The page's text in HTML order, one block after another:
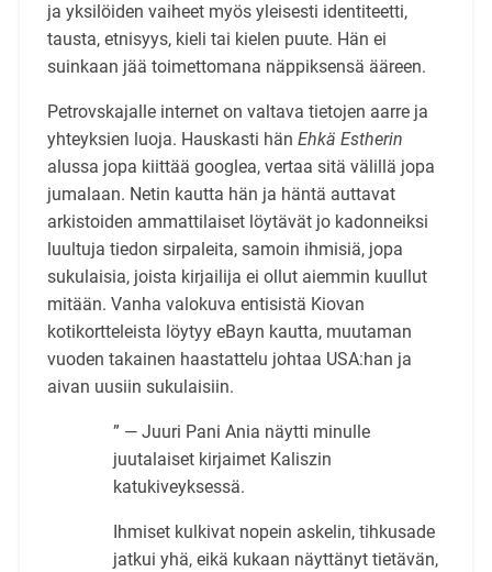
ja yksilöiden vaiheet myös yleisesti identiteetti,
tausta, etnisyys, kieli tai kielen puute. Hän ei
suinkaan jää toimettomana näppiksensä ääreen.
Petrovskajalle internet on valtava tietojen aarre ja
yhteyksien luoja. Hauskasti hän Ehkä Estherin
alussa jopa kiittää googlea, vertaa sitä välillä jopa
jumalaan. Netin kautta hän ja häntä auttavat
arkistoiden ammattilaiset löytävät jo kadonneiksi
luultuja tiedon sirpaleita, samoin ihmisiä, jopa
sukulaisia, joista kirjailija ei ollut aiemmin kuullut
mitään. Vanha valokuva entisistä Kiovan
kotikortteleista löytyy eBayn kautta, muutaman
vuoden takainen haastattelu johtaa USA:han ja
aivan uusiin sukulaisiin.
” — Juuri Pani Ania näytti minulle
juutalaiset kirjaimet Kaliszin
katukiveyksessä.
Ihmiset kulkivat nopein askelin, tihkusade
jatkui yhä, eikä kukaan näyttänyt tietävän,